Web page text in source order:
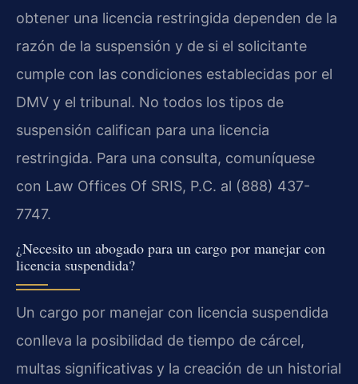
obtener una licencia restringida dependen de la
razón de la suspensión y de si el solicitante
cumple con las condiciones establecidas por el
DMV y el tribunal. No todos los tipos de
suspensión califican para una licencia
restringida. Para una consulta, comuníquese
con Law Offices Of SRIS, P.C. al (888) 437-
7747.
¿Necesito un abogado para un cargo por manejar con
licencia suspendida?
Un cargo por manejar con licencia suspendida
conlleva la posibilidad de tiempo de cárcel,
multas significativas y la creación de un historial